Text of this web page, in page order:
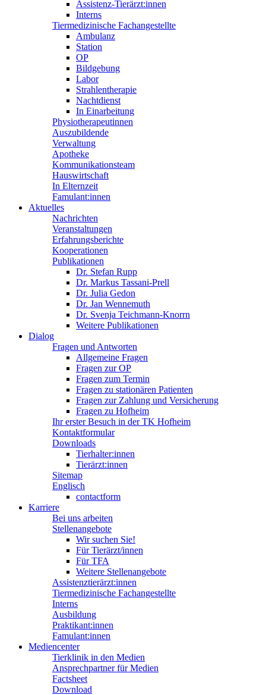
Assistenz-Tierärzt:innen
Interns
Tiermedizinische Fachangestellte
Ambulanz
Station
OP
Bildgebung
Labor
Strahlentherapie
Nachtdienst
In Einarbeitung
Physiotherapeutinnen
Auszubildende
Verwaltung
Apotheke
Kommunikationsteam
Hauswirtschaft
In Elternzeit
Famulant:innen
Aktuelles
Nachrichten
Veranstaltungen
Erfahrungsberichte
Kooperationen
Publikationen
Dr. Stefan Rupp
Dr. Markus Tassani-Prell
Dr. Julia Gedon
Dr. Jan Wennemuth
Dr. Svenja Teichmann-Knorrn
Weitere Publikationen
Dialog
Fragen und Antworten
Allgemeine Fragen
Fragen zur OP
Fragen zum Termin
Fragen zu stationären Patienten
Fragen zur Zahlung und Versicherung
Fragen zu Hofheim
Ihr erster Besuch in der TK Hofheim
Kontaktformular
Downloads
Tierhalter:innen
Tierärzt:innen
Sitemap
Englisch
contactform
Karriere
Bei uns arbeiten
Stellenangebote
Wir suchen Sie!
Für Tierärzt/innen
Für TFA
Weitere Stellenangebote
Assistenztierärzt:innen
Tiermedizinische Fachangestellte
Interns
Ausbildung
Praktikant:innen
Famulant:innen
Mediencenter
Tierklinik in den Medien
Ansprechpartner für Medien
Factsheet
Download